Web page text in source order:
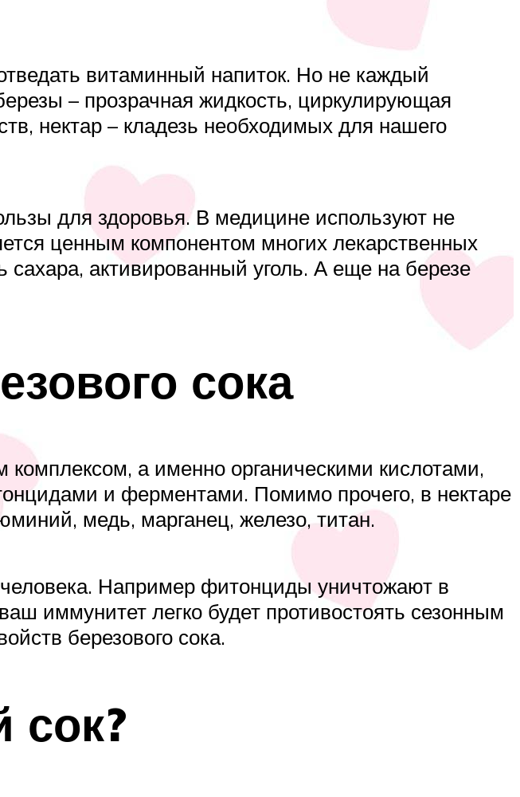
витаминный напиток. Но не каждый
– прозрачная жидкость, циркулирующая
нектар – кладезь необходимых для нашего
для здоровья. В медицине используют не
ценным компонентом многих лекарственных
сахара, активированный уголь. А еще на березе
сока
а именно органическими кислотами,
и ферментами. Помимо прочего, в нектаре
медь, марганец, железо, титан.
Например фитонциды уничтожают в
иммунитет легко будет противостоять сезонным
березового сока.
сок?